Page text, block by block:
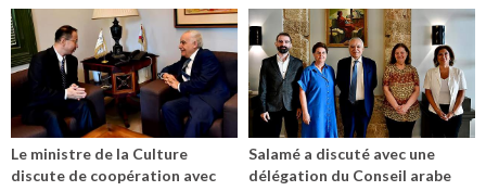
Le ministre de la Culture
discute de coopération avec
Salamé a discuté avec une
délégation du Conseil arabe